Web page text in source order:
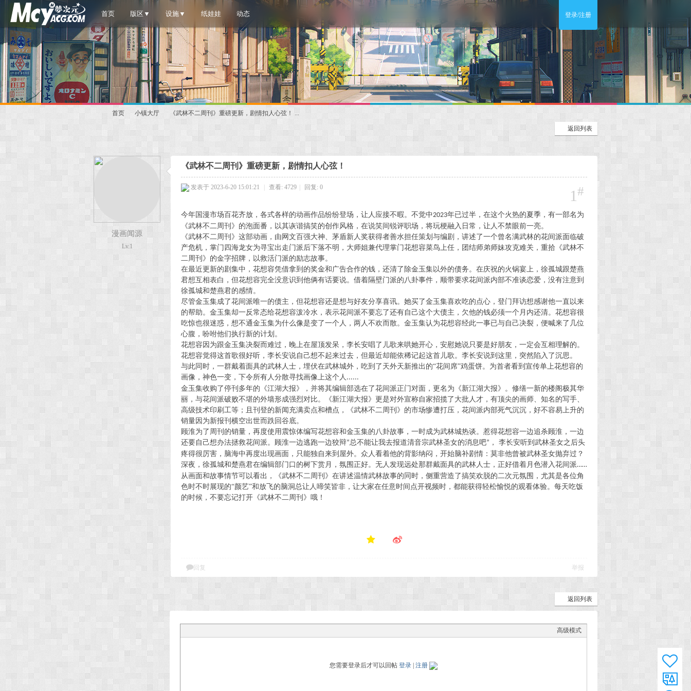
登录/注册
首页 版区▼ 设施▼ 纸娃娃 动态
梦
元
»
首页
›
小镇大厅
›
《武林不二周刊》重磅更新，剧情扣人心弦！ ...
返回列表
漫画闻源
Lv.1
《武林不二周刊》重磅更新，剧情扣人心弦！
1 #
发表于 2023-6-20 15:01:21 查看: 4729 回复: 0
今年国漫市场百花齐放，各式各样的动画作品纷纷登场，让人应接不暇。不觉中2023年已过半，在这个火热的夏季，有一部名为
《武林不二周刊》的泡面番，以其诙谐搞笑的创作风格，在说笑间锐评职场，将玩梗融入日常，让人不禁眼前一亮。
《武林不二周刊》这部动画，由网文百强大神、茅盾新人奖获得者善水担任策划与编剧，讲述了一个曾名满武林的花间派面临破
产危机，掌门四海龙女为寻宝出走门派后下落不明，大师姐兼代理掌门花想容菜鸟上任，团结师弟师妹攻克难关，重拾《武林不
二周刊》的金字招牌，以救活门派的励志故事。
在最近更新的剧集中，花想容凭借拿到的奖金和广告合作的钱，还清了除金玉集以外的债务。在庆祝的火锅宴上，徐孤城跟楚燕
君想互相表白，但花想容完全没意识到他俩有话要说。借着隔壁门派的八卦事件，顺带要求花间派内部不准谈恋爱，没有注意到
徐孤城和楚燕君的感情。
尽管金玉集成了花间派唯一的债主，但花想容还是想与好友分享喜讯。她买了金玉集喜欢吃的点心，登门拜访想感谢他一直以来
的帮助。金玉集却一反常态给花想容泼冷水，表示花间派不要忘了还有自己这个大债主，欠他的钱必须一个月内还清。花想容很
吃惊也很迷惑，想不通金玉集为什么像是变了一个人，两人不欢而散。金玉集认为花想容经此一事已与自己决裂，便喊来了几位
心腹，吩咐他们执行新的计划。
花想容因为跟金玉集决裂而难过，晚上在屋顶发呆，李长安唱了儿歌来哄她开心，安慰她说只要是好朋友，一定会互相理解的。
花想容觉得这首歌很好听，李长安说自己想不起来过去，但最近却能依稀记起这首儿歌。李长安说到这里，突然陷入了沉思。
与此同时，一群戴着面具的武林人士，埋伏在武林城外，吃到了天外天新推出的“花间席”鸡蛋饼。为首者看到宣传单上花想容的
画像，神色一变，下令所有人分散寻找画像上这个人 ......
金玉集收购了停刊多年的《江湖大报》，并将其编辑部选在了花间派正门对面，更名为《新江湖大报》 。 修缮一新的楼阁极其华
丽，与花间派破败不堪的外墙形成强烈对比。《新江湖大报》 更是对外宣称自家招揽了大批人才，有顶尖的画师、知名的写手、
高级技术印刷工等 ； 且 刊登的新闻充满卖点和槽点 ，《武林不二周刊》的市场惨遭打压，花间派内部死气沉沉，好不容易上升的
销量因为新报刊横空出世而跌回谷底。
顾淮为了 周刊的销量 ，再度使用震惊体编写花想容和金玉集的八卦故事 ， 一时成为武林城热谈。惹得花想容一边追杀顾淮，一边
还要自己想办法拯救花间派。顾淮一边逃跑一边狡辩“总不能让我去报道清音宗武林圣女的消息吧” ， 李长安听到武林圣女之后头
疼得很厉害，脑海中再度出现画面， 只能独自来到屋外。 众人看着他的背影纳闷，开始脑补剧情：莫非他曾被武林圣女抛弃过？
深夜，徐孤城和楚燕君在编辑部门口的树下赏月， 氛围正好。无人发现远处那群戴面具的武林人士， 正好借着月色潜入花间派……
从画面和故事情节可以看出，《武林不二周刊》在讲述温情武林故事的同时，侧重营造了搞笑欢脱的二次元氛围， 尤其是各位角
色时不时展现的“颜艺”和放飞的脑洞总让人啼笑皆非， 让大家在任意时间点开视频时，都能获得轻松愉悦的观看体验。每天吃饭
的时候，不要忘记打开《武林不二周刊》哦！
回复 举报
返回列表
高级模式
您需要登录后才可以回帖 登录 注册